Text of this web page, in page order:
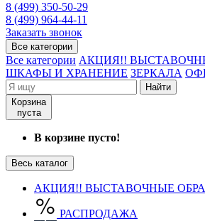
8 (499) 350-50-29
8 (499) 964-44-11
Заказать звонок
Все категории
Все категории АКЦИЯ!!
ШКАФЫ И ХРАНЕНИЕ ЗЕРКАЛА
Найти
Корзина
пуста
В корзине пусто!
Весь каталог
АКЦИЯ!! ВЫСТАВОЧНЫЕ
РАСПРОДАЖА